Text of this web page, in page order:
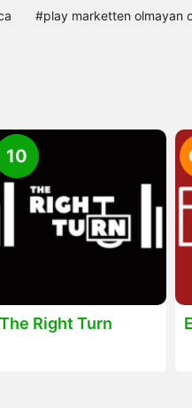
#play marketten olmayan
The Right Turn
10